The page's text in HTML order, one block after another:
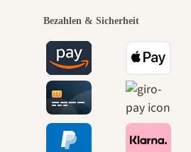
Bezahlen & Sicherheit